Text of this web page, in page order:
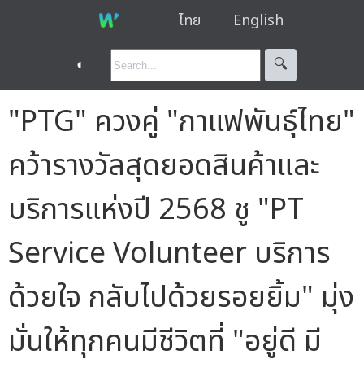
ไทย English
◐ 🔍︎
"PTG" ควงคู่ "กาแฟพันธุ์ไทย"
คว้ารางวัลสุดยอดสินค้าและ
บริการแห่งปี 2568 ชู "PT
Service Volunteer บริการ
ด้วยใจ กลับไปด้วยรอยยิ้ม" มุ่ง
มั่นให้ทุกคนมีชีวิตที่ "อยู่ดี มี